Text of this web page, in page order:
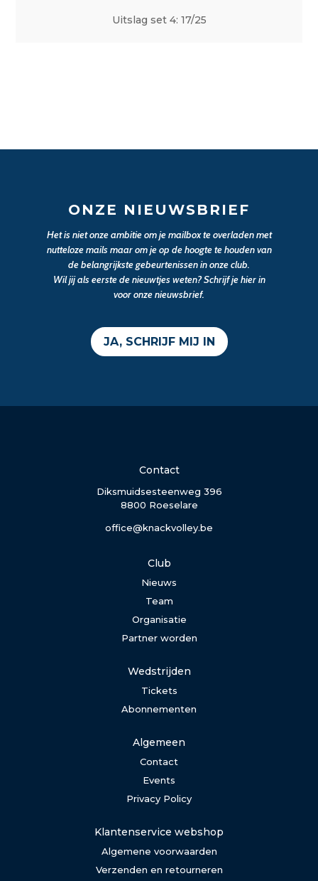
Uitslag set 4: 17/25
ONZE NIEUWSBRIEF
Het is niet onze ambitie om je mailbox te overladen met
nutteloze mails maar om je op de hoogte te houden van
de belangrijkste gebeurtenissen in onze club.
Wil jij als eerste de nieuwtjes weten? Schrijf je hier in
voor onze nieuwsbrief.
JA, SCHRIJF MIJ IN
Contact
Diksmuidsesteenweg 396
8800 Roeselare
office@knackvolley.be
Club
Nieuws
Team
Organisatie
Partner worden
Wedstrijden
Tickets
Abonnementen
Algemeen
Contact
Events
Privacy Policy
Klantenservice webshop
Algemene voorwaarden
Verzenden en retourneren